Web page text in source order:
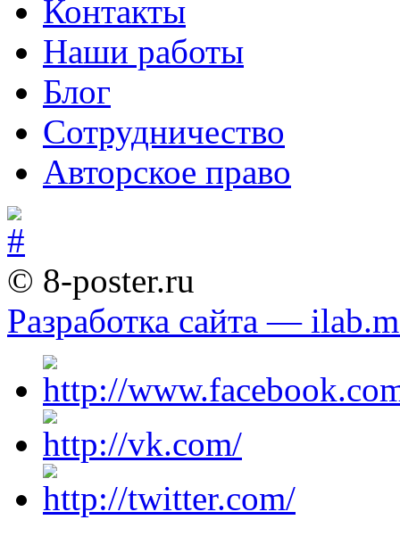
Контакты
Наши работы
Блог
Сотрудничество
Авторское право
© 8-poster.ru
Разработка сайта —